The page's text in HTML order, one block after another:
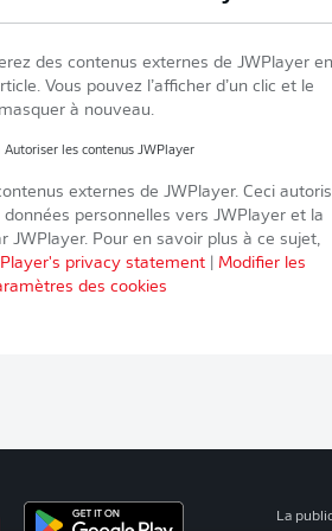
des contenus externes de JWPlayer en
Vous pouvez l’afficher d’un clic et le
masquer à nouveau.
Autoriser les contenus JWPlayer
externes de JWPlayer. Ceci
personnelles vers JWPlayeret la
JWPlayer. Pour en savoir plus à ce sujet,
's privacy statement| Modifier les
des cookies
La